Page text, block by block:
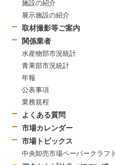
施設の紹介
展示施設の紹介
取材撮影等ご案内
関係業者
水産物部市況統計
青果部市況統計
年報
公表事項
業務規程
よくある質問
市場カレンダー
市場トピックス
中央卸売市場ペーパークラフト